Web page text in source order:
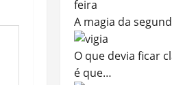
A magia da
O que devia ficar
é que…